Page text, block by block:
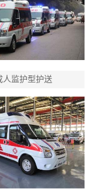
人监护型护送